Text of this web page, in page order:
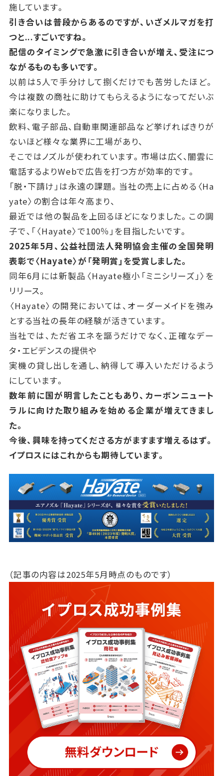
施しています。
引き合いは普段からあるのですが、いざメルマガを打
つと...すごいですね。
配信のタイミングで急激に引き合いが増え、受注につ
ながるものも多いです。
以前は5人で手分けして捌くだけでも苦労したほど。
今は複数の商社に助けてもらえるようになってだいぶ
楽になりました。
飲料、電子部品、自動車関連部品など挙げればきりが
ないほど様々な業界に工場があり、
そこではノズルが使われています。市場は広く、闇雲に
電話するよりWebで広告を打つ方が効率的です。
「脱・下請け」は永遠の課題。当社の売上に占める〈Ha
yate〉の割合は年々高まり、
最近では他の製品を上回るほどになりました。この調
子で、「〈Hayate〉で100％」を目指したいです。
2025年5月、公益社団法人発明協会主催の全国発明
表彰で〈Hayate〉が「発明賞」を受賞しました。
同年6月には新製品〈Hayate極小「ミニシリーズ」〉を
リリース。
〈Hayate〉の開発においては、オーダーメイドを強み
とする当社の長年の経験が活きています。
当社では、ただ省エネを謳うだけでなく、正確なデー
タ・エビデンスの提供や
実機の貸し出しを通し、納得して導入いただけるよう
にしています。
数年前に国が明言したこともあり、カーボンニュート
ラルに向けた取り組みを始める企業が増えてきまし
た。
今後、興味を持ってくださる方がますます増えるはず。
イプロスにはこれからも期待しています。
（記事の内容は2025年5月時点のものです）